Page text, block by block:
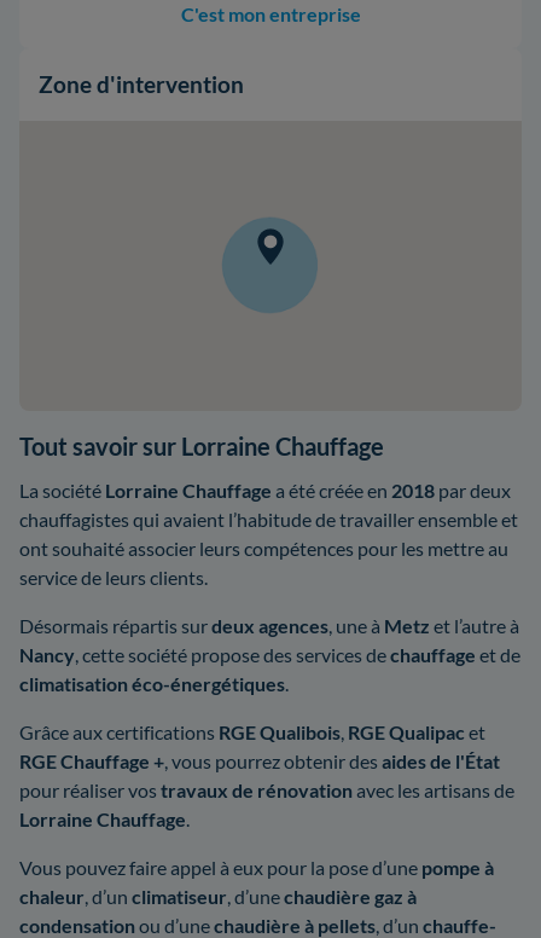
C'est mon entreprise
Zone d'intervention
Tout savoir sur Lorraine Chauffage
La société Lorraine Chauffage a été créée en 2018 par deux
chauffagistes qui avaient l’habitude de travailler ensemble et
ont souhaité associer leurs compétences pour les mettre au
service de leurs clients.
Désormais répartis surdeux agences , une à Metz et l’autre à
Nancy , cette société propose des services dechauffage et de
climatisation éco-énergétiques
Grâce aux certifications RGE Qualibois RGE Qualipac et
RGE Chauffage + , vous pourrez obtenir des aides de l'État
pour réaliser vos travaux de rénovation avec les artisans de
Lorraine Chauffage
Vous pouvez faire appel à eux pour la pose d’une pompe à
chaleur , d’un climatiseur , d’unechaudière gaz à
condensation ou d’unechaudière à pellets , d’un chauffe-